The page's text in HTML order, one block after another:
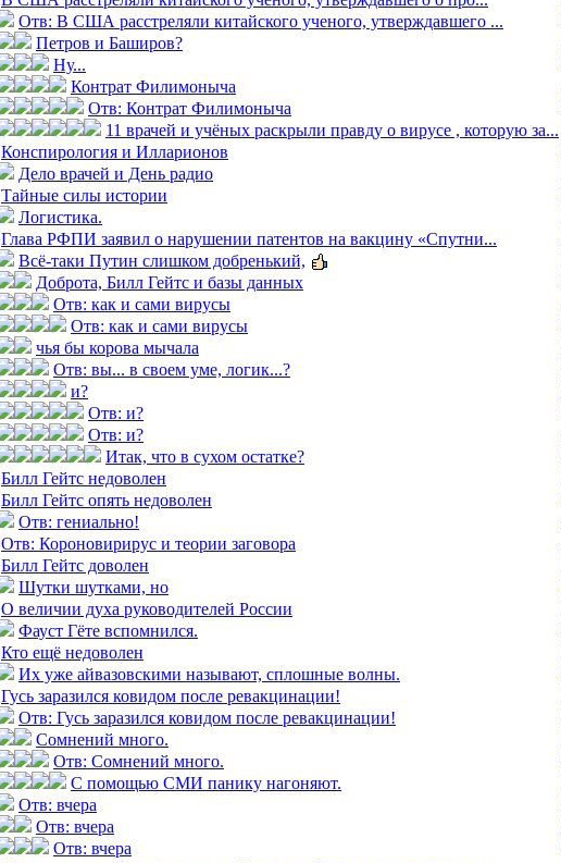
Отв: В США расстреляли китайского ученого, утверждавшего ...
Петров и Баширов?
Ну...
Контрат Филимоныча
Отв: Контрат Филимоныча
11 врачей и учёных раскрыли правду о вирусе , которую за...
Конспирология и Илларионов
Дело врачей и День радио
Тайные силы истории
Логистика.
Глава РФПИ заявил о нарушении патентов на вакцину «Спутни...
Всё-таки Путин слишком добренький,
Доброта, Билл Гейтс и базы данных
Отв: как и сами вирусы
Отв: как и сами вирусы
чья бы корова мычала
Отв: вы... в своем уме, логик...?
и?
Отв: и?
Отв: и?
Итак, что в сухом остатке?
Билл Гейтс недоволен
Билл Гейтс опять недоволен
Отв: гениально!
Отв: Короновирирус и теории заговора
Билл Гейтс доволен
Шутки шутками, но
О величии духа руководителей России
Фауст Гёте вспомнился.
Кто ещё недоволен
Их уже айвазовскими называют, сплошные волны.
Гусь заразился ковидом после ревакцинации!
Отв: Гусь заразился ковидом после ревакцинации!
Сомнений много.
Отв: Сомнений много.
С помощью СМИ панику нагоняют.
Отв: вчера
Отв: вчера
Отв: вчера